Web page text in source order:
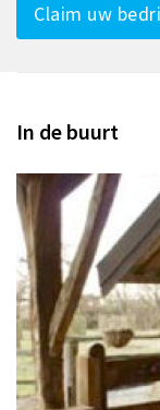
Claim uw
In de buurt